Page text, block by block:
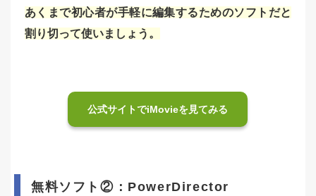
あくまで初心者が手軽に編集するためのソフトだと
割り切って使いましょう。
公式サイトでiMovieを見てみる
無料ソフト②：PowerDirector